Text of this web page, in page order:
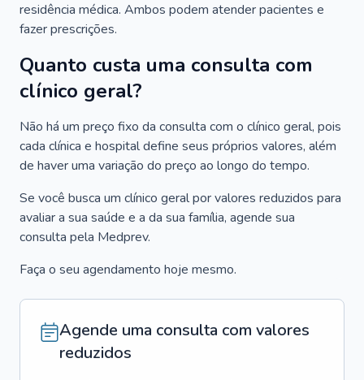
residência médica. Ambos podem atender pacientes e
fazer prescrições.
Quanto custa uma consulta com
clínico geral?
Não há um preço fixo da consulta com o clínico geral, pois
cada clínica e hospital define seus próprios valores, além
de haver uma variação do preço ao longo do tempo.
Se você busca um clínico geral por valores reduzidos para
avaliar a sua saúde e a da sua família, agende sua
consulta pela Medprev.
Faça o seu agendamento hoje mesmo.
Agende uma consulta com valores
reduzidos